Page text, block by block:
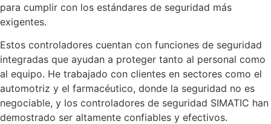
para cumplir con los estándares de seguridad más
exigentes.
Estos controladores cuentan con funciones de seguridad
integradas que ayudan a proteger tanto al personal como
al equipo. He trabajado con clientes en sectores como el
automotriz y el farmacéutico, donde la seguridad no es
negociable, y los controladores de seguridad SIMATIC han
demostrado ser altamente confiables y efectivos.